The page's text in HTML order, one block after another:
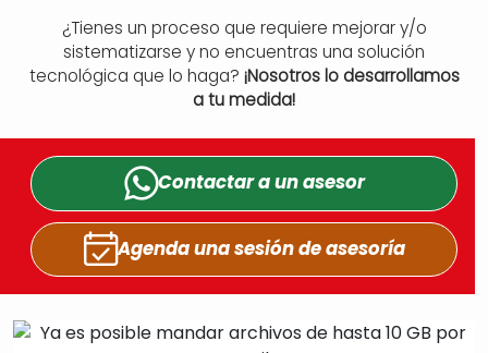
¿Tienes un proceso que requiere mejorar y/o
sistematizarse y no encuentras una solución
tecnológica que lo haga? ¡Nosotros lo desarrollamos
a tu medida!
Contactar a unasesor
Agenda una sesiónde asesoría